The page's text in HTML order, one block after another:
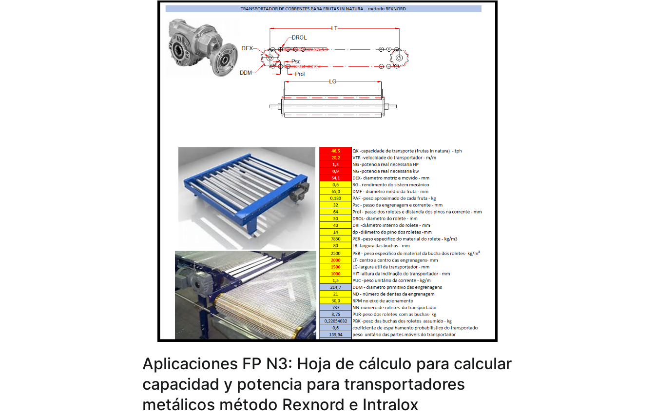
Aplicaciones FP N3: Hoja de cálculo para calcular
capacidad y potencia para transportadores
metálicos método Rexnord e Intralox